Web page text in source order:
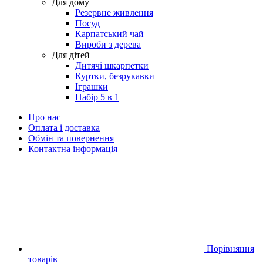
Резервне живлення
Посуд
Карпатський чай
Вироби з дерева
Для дітей
Дитячі шкарпетки
Куртки, безрукавки
Іграшки
Набір 5 в 1
Про нас
Оплата і доставка
Обмін та повернення
Контактна інформація
Порівняння
товарів